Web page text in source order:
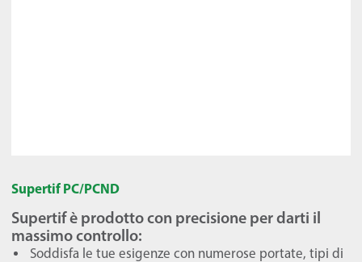
Supertif PC/PCND
Supertif è prodotto con precisione per darti il
massimo controllo:
Soddisfa le tue esigenze con numerose portate, tipi di